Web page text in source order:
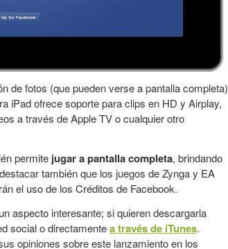
de fotos (que pueden verse a pantalla completa)
iPad ofrece soporte para clips en HD y Airplay,
a través de Apple TV o cualquier otro
permite jugar a pantalla completa, brindando
también que los juegos de Zynga y EA
el uso de los Créditos de Facebook.
aspecto interesante; si quieren descargarla
social o directamentea través de iTunes.
opiniones sobre este lanzamiento en los